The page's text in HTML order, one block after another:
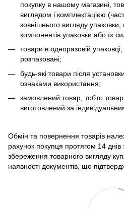
покупку в нашому магазині,
виглядом і комплектацією
зовнішнього вигляду упаковки,
компонентів упаковки або їх
товари в одноразовій
розпаковані;
будь-які товари після
ознаками використання;
замовлений товар, тобто
виготовлений за
Обмін та повернення товарів
рахунок покупця протягом 14
збереження товарного вигляду
наявності документів, що